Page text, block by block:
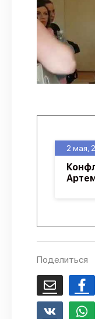
2 мая,
Поделиться